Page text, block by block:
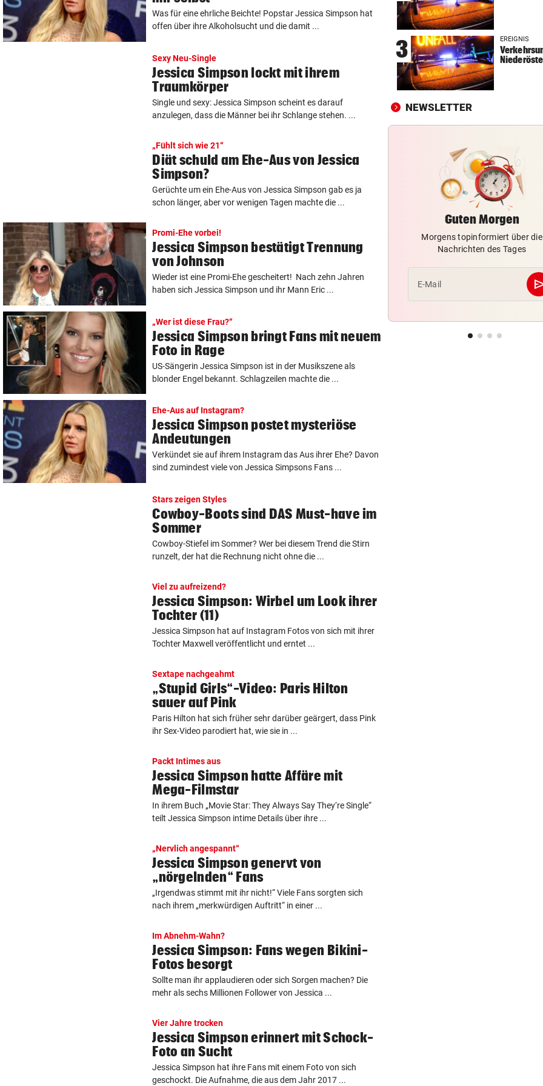
Was für eine ehrliche Beichte! Popstar Jessica Simpson hat
offen über ihre Alkoholsucht und die damit ...
Sexy Neu-Single
Jessica Simpson lockt mit ihrem
Traumkörper
Single und sexy: Jessica Simpson scheint es darauf
anzulegen, dass die Männer bei ihr Schlange stehen. ...
„Fühlt sich wie 21“
Diät schuld am Ehe-Aus von Jessica
Simpson?
Gerüchte um ein Ehe-Aus von Jessica Simpson gab es ja
schon länger, aber vor wenigen Tagen machte die ...
Promi-Ehe vorbei!
Jessica Simpson bestätigt Trennung
von Johnson
Wieder ist eine Promi-Ehe gescheitert! Nach zehn Jahren
haben sich Jessica Simpson und ihr Mann Eric ...
„Wer ist diese Frau?“
Jessica Simpson bringt Fans mit neuem
Foto in Rage
US-Sängerin Jessica Simpson ist in der Musikszene als
blonder Engel bekannt. Schlagzeilen machte die ...
Ehe-Aus auf Instagram?
Jessica Simpson postet mysteriöse
Andeutungen
Verkündet sie auf ihrem Instagram das Aus ihrer Ehe? Davon
sind zumindest viele von Jessica Simpsons Fans ...
Stars zeigen Styles
Cowboy-Boots sind DAS Must-have im
Sommer
Cowboy-Stiefel im Sommer? Wer bei diesem Trend die Stirn
runzelt, der hat die Rechnung nicht ohne die ...
Viel zu aufreizend?
Jessica Simpson: Wirbel um Look ihrer
Tochter (11)
Jessica Simpson hat auf Instagram Fotos von sich mit ihrer
Tochter Maxwell veröffentlicht und erntet ...
Sextape nachgeahmt
„Stupid Girls“-Video: Paris Hilton
sauer auf Pink
Paris Hilton hat sich früher sehr darüber geärgert, dass Pink
ihr Sex-Video parodiert hat, wie sie in ...
Packt Intimes aus
Jessica Simpson hatte Affäre mit
Mega-Filmstar
In ihrem Buch „Movie Star: They Always Say They‘re Single“
teilt Jessica Simpson intime Details über ihre ...
„Nervlich angespannt“
Jessica Simpson genervt von
„nörgelnden“ Fans
„Irgendwas stimmt mit ihr nicht!“ Viele Fans sorgten sich
nach ihrem „merkwürdigen Auftritt“ in einer ...
Im Abnehm-Wahn?
Jessica Simpson: Fans wegen Bikini-
Fotos besorgt
Sollte man ihr applaudieren oder sich Sorgen machen? Die
mehr als sechs Millionen Follower von Jessica ...
Vier Jahre trocken
Jessica Simpson erinnert mit Schock-
Foto an Sucht
Jessica Simpson hat ihre Fans mit einem Foto von sich
geschockt. Die Aufnahme, die aus dem Jahr 2017 ...
STREIT GEHT WEITER
Richter aus Zug geworfen:
Anspruch auf Sitz“
„KRONE“-KOMMENTARE
Strittiger Kanzler-Sager:
TOPSPIELERIN vor
3 EREIGNIS
NEWSLETTER
Guten Morgen
Morgens topinformiert über die
Nachrichten des Tages
E-Mail